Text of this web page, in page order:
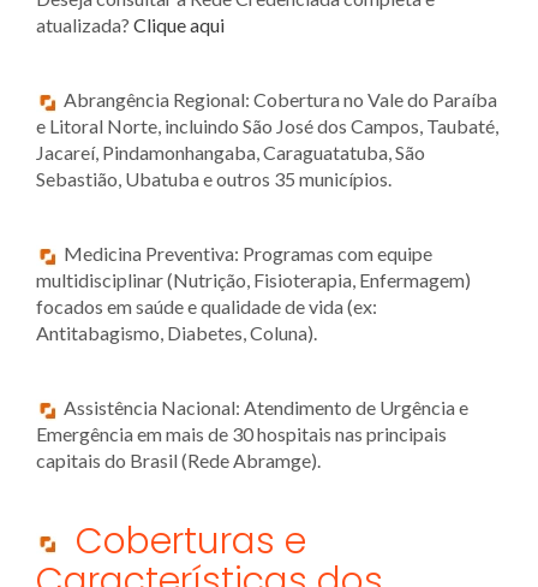
atualizada? Clique aqui
Abrangência Regional: Cobertura no Vale do Paraíba
e Litoral Norte, incluindo São José dos Campos, Taubaté,
Jacareí, Pindamonhangaba, Caraguatatuba, São
Sebastião, Ubatuba e outros 35 municípios.
Medicina Preventiva: Programas com equipe
multidisciplinar (Nutrição, Fisioterapia, Enfermagem)
focados em saúde e qualidade de vida (ex:
Antitabagismo, Diabetes, Coluna).
Assistência Nacional: Atendimento de Urgência e
Emergência em mais de 30 hospitais nas principais
capitais do Brasil (Rede Abramge).
Coberturas e